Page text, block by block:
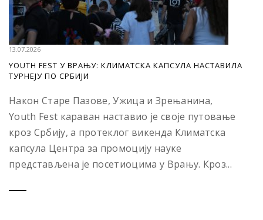
13.07.2026
YOUTH FEST У ВРАЊУ: КЛИМАТСКА КАПСУЛА НАСТАВИЛА
ТУРНЕЈУ ПО СРБИЈИ
Након Старе Пазове, Ужица и Зрењанина,
Youth Fest караван наставио је своје путовање
кроз Србију, а протеклог викенда Климатска
капсула Центра за промоцију науке
представљена је посетиоцима у Врању. Кроз...